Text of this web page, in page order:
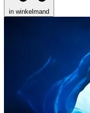
in winkelmand